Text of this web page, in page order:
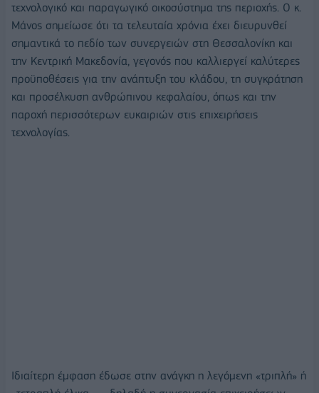
τεχνολογικό και παραγωγικό οικοσύστημα της περιοχής. Ο κ.
Μάνος σημείωσε ότι τα τελευταία χρόνια έχει διευρυνθεί
σημαντικά το πεδίο των συνεργειών στη Θεσσαλονίκη και
την Κεντρική Μακεδονία, γεγονός που καλλιεργεί καλύτερες
προϋποθέσεις για την ανάπτυξη του κλάδου, τη συγκράτηση
και προσέλκυση ανθρώπινου κεφαλαίου, όπως και την
παροχή περισσότερων ευκαιριών στις επιχειρήσεις
τεχνολογίας.
Ιδιαίτερη έμφαση έδωσε στην ανάγκη η λεγόμενη «τριπλή» ή